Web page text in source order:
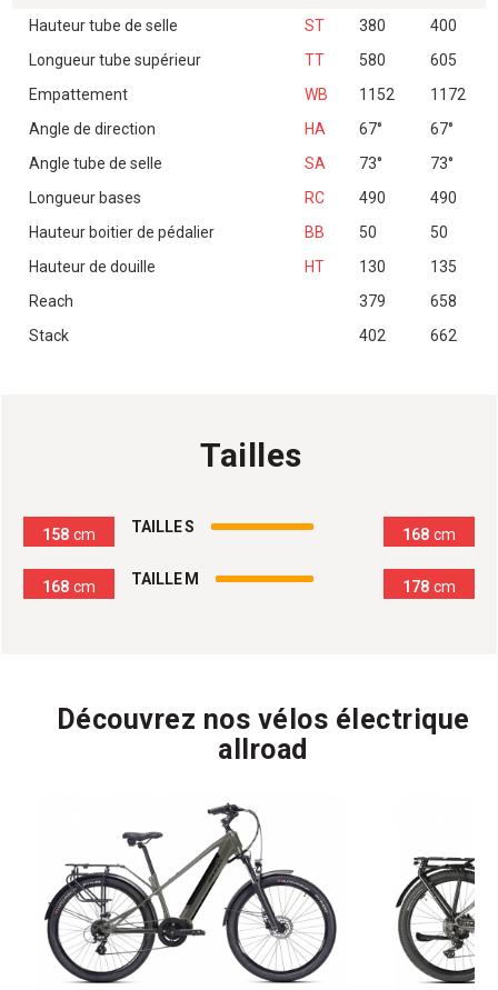
Hauteur tube de selle ST 380
400
Longueur tube supérieur
TT 580
605
Empattement
WB 1152
1172
Angle de direction
HA 67°
67°
Angle tube de selle
SA 73°
73°
Longueur bases
RC 490
490
Hauteur boitier de pédalier
BB 50
50
Hauteur de douille
HT 130
135
Reach
379
658
Stack
402 662
Tailles
158 cm TAILLE S 168 cm
168 cm TAILLE M 178 cm
Découvrez nos vélos électrique
allroad